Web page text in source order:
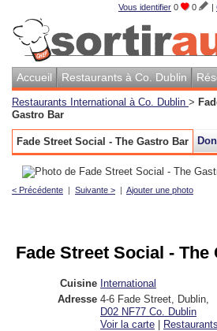
Vous identifier 0 0 |
Accueil Restaurants à Co. Dublin
Restaurants International à Co. Dublin >
Gastro Bar
Fade Street Social - The Gastro Bar
< Précédente | Suivante > | Ajouter une photo
Fade Street Social - The
Cuisine International
Adresse 4-6 Fade Street, Dublin
D02 NF77 Co. Dublin
Voir la carte